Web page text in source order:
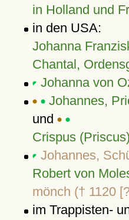
in Holland und
in den USA:
Johanna
Chantal,
Johanna von
Johannes,
und
Crispus
Johannes,
Robert von
mönch († 1120
im Trappisten-